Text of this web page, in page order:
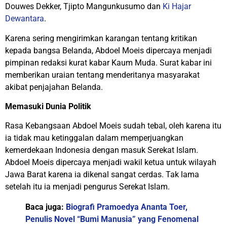
Douwes Dekker, Tjipto Mangunkusumo dan Ki Hajar
Dewantara.
Karena sering mengirimkan karangan tentang kritikan
kepada bangsa Belanda, Abdoel Moeis dipercaya menjadi
pimpinan redaksi kurat kabar Kaum Muda. Surat kabar ini
memberikan uraian tentang menderitanya masyarakat
akibat penjajahan Belanda.
Memasuki Dunia Politik
Rasa Kebangsaan Abdoel Moeis sudah tebal, oleh karena itu
ia tidak mau ketinggalan dalam memperjuangkan
kemerdekaan Indonesia dengan masuk Serekat Islam.
Abdoel Moeis dipercaya menjadi wakil ketua untuk wilayah
Jawa Barat karena ia dikenal sangat cerdas. Tak lama
setelah itu ia menjadi pengurus Serekat Islam.
Baca juga: Biografi Pramoedya Ananta Toer,
Penulis Novel “Bumi Manusia” yang Fenomenal